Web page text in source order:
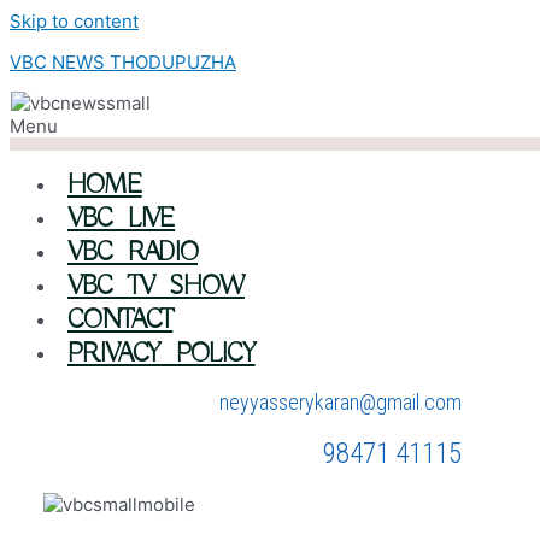
Skip to content
VBC NEWS THODUPUZHA
Menu
HOME
VBC LIVE
VBC RADIO
VBC TV SHOW
CONTACT
PRIVACY POLICY
neyyasserykaran@gmail.com
98471 41115